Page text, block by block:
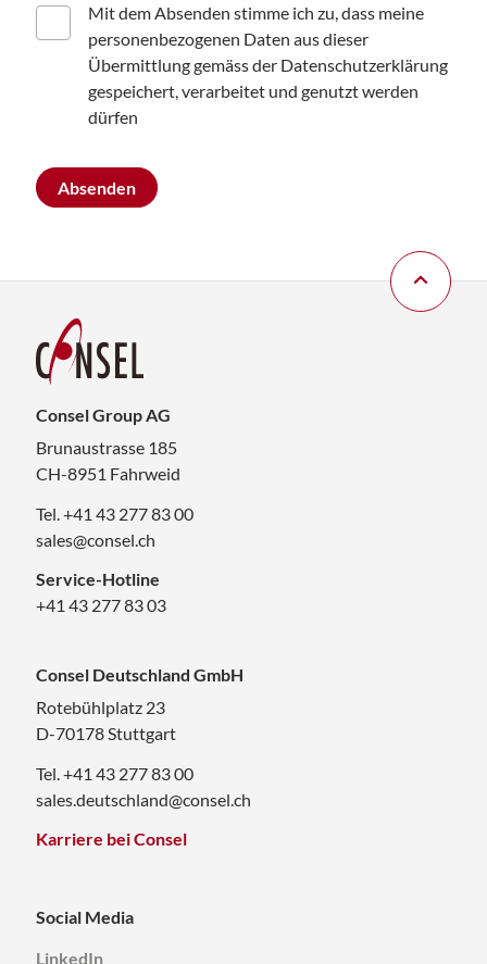
Mit dem Absenden stimme ich zu, dass meine
personenbezogenen Daten aus dieser
Übermittlung gemäss der Datenschutzerklärung
gespeichert, verarbeitet und genutzt werden
dürfen
Consel Group AG
Brunaustrasse 185
CH-8951 Fahrweid
Tel. +41 43 277 83 00
sales@consel.ch
Service-Hotline
+41 43 277 83 03
Consel Deutschland GmbH
Rotebühlplatz 23
D-70178 Stuttgart
Tel. +41 43 277 83 00
sales.deutschland@consel.ch
Karriere bei Consel
Social Media
LinkedIn